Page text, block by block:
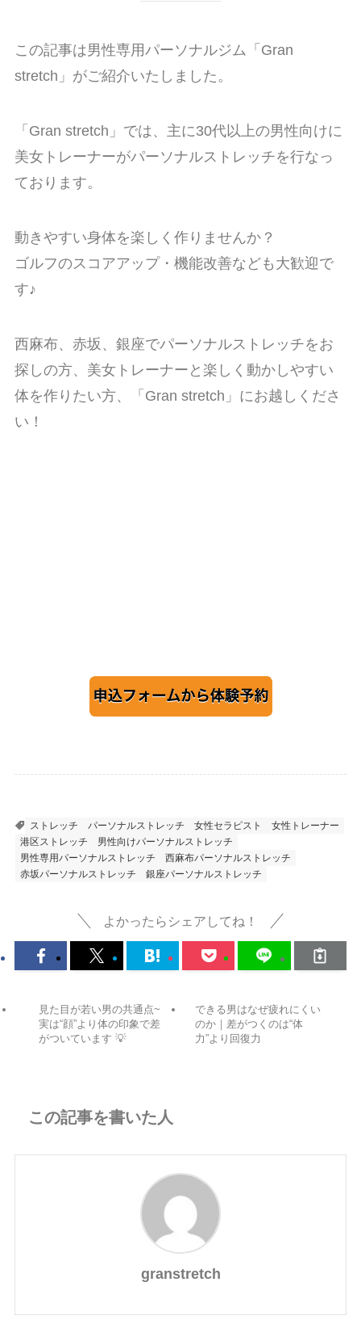
この記事は男性専用パーソナルジム「Gran
stretch」がご紹介いたしました。
「Gran stretch」では、主に30代以上の男性向けに
美女トレーナーがパーソナルストレッチを行なっ
ております。
動きやすい身体を楽しく作りませんか？
ゴルフのスコアアップ・機能改善なども大歓迎で
す♪
西麻布、赤坂、銀座でパーソナルストレッチをお
探しの方、美女トレーナーと楽しく動かしやすい
体を作りたい方、「Gran stretch」にお越しくださ
い！
パーソナルストレッチ
女性トレーナー
男性向けパーソナルストレッチ
男性専用パーソナルストレッチ
西麻布パーソナルストレッチ
よかったらシェアしてね！
見た目が若い男の共通点~
実は“顔”より体の印象で差
できる男はなぜ疲れにくい
のか｜差がつくのは“体
この記事を書いた人